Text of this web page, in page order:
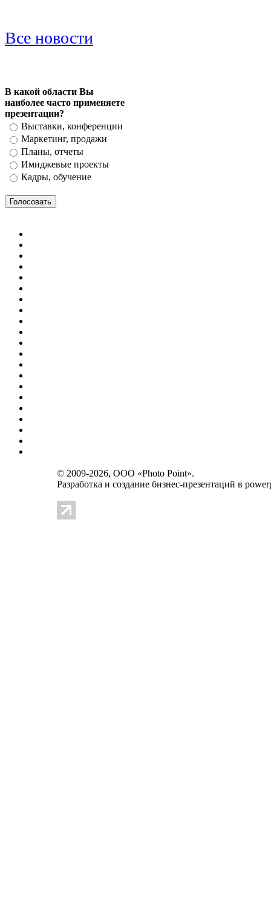
Все новости
В какой области Вы
наиболее часто применяете
презентации?
Выставки, конференции
Маркетинг, продажи
Планы, отчеты
Имиджевые проекты
Кадры, обучение
© 2009-2026, OOO «Photo Point».
Разработка и создание бизнес-презентаций в